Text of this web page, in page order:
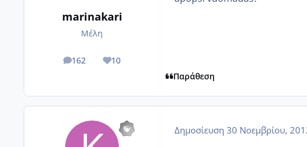
marinakari
Μέλη
162
posts 10
Reputation
Παράθεση
Δημοσίευση 30 Νοεμβρίου,